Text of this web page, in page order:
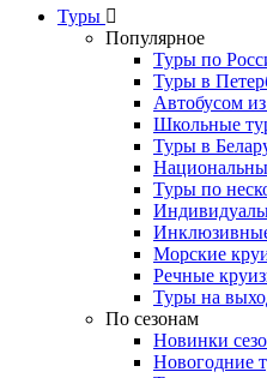
Туры
Популярное
Туры по
Туры в
Автобусом
Школьные
Туры в
Туры по
Морские
Речные
Туры на
По сезонам
Новинки
Новогодние